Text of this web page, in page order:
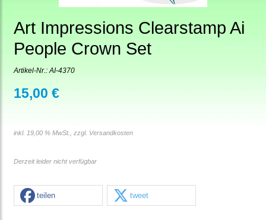
Art Impressions Clearstamp Ai
People Crown Set
Artikel-Nr.: AI-4370
15,00 €
inkl. 19,00 % MwSt., zzgl. Versandkosten
Derzeit leider nicht verfügbar
teilen tweet